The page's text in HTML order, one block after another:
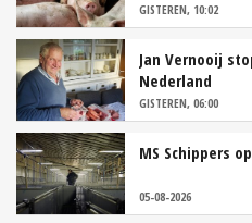
GISTEREN, 10:02
Jan Vernooij
Nederland
GISTEREN, 06:00
MS Schippers
05-08-2026